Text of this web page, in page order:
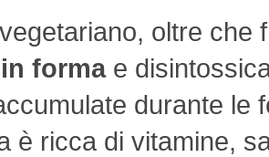
oltre che
formae
durante le
è ricca di vitamine,